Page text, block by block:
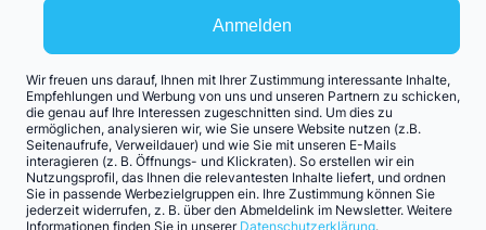
Anmelden
Wir freuen uns darauf, Ihnen mit Ihrer Zustimmung interessante Inhalte,
Empfehlungen und Werbung von uns und unseren Partnern zu schicken,
die genau auf Ihre Interessen zugeschnitten sind. Um dies zu
ermöglichen, analysieren wir, wie Sie unsere Website nutzen (z.B.
Seitenaufrufe, Verweildauer) und wie Sie mit unseren E-Mails
interagieren (z. B. Öffnungs- und Klickraten). So erstellen wir ein
Nutzungsprofil, das Ihnen die relevantesten Inhalte liefert, und ordnen
Sie in passende Werbezielgruppen ein. Ihre Zustimmung können Sie
jederzeit widerrufen, z. B. über den Abmeldelink im Newsletter. Weitere
Informationen finden Sie in unserer Datenschutzerklärung.